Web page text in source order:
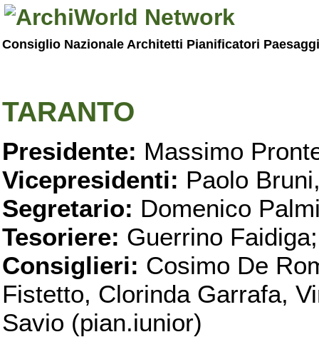
Consiglio Nazionale Architetti Pianificatori
TARANTO
Presidente: Massimo
Vicepresidenti: Paolo
Segretario: Domenico
Tesoriere: Guerrino Faidiga;
Consiglieri: Cosimo De
Fistetto, Clorinda Garrafa,
Savio (pian.iunior)